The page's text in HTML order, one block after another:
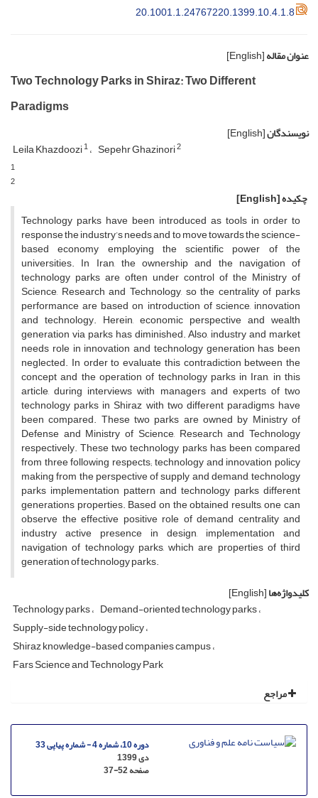
20.1001.1.24767220.1399.10.4.1.8
عنوان مقاله[English]
Two Technology Parks in Shiraz: Two Different
Paradigms
نویسندگان[English]
Leila Khazdoozi1 Sepehr Ghazinori2
1
2
چکیده[English]
Technology parks have been introduced as tools in order to
response the industry’s needs and to move towards the science-
based economy employing the scientific power of the
universities. In Iran, the ownership and the navigation of
technology parks are often under control of the Ministry of
Science, Research and Technology, so the centrality of parks
performance are based on introduction of science, innovation
and technology. Herein, economic perspective and wealth
generation via parks has diminished. Also, industry and market
needs role in innovation and technology generation has been
neglected. In order to evaluate this contradiction between the
concept and the operation of technology parks in Iran, in this
article, during interviews with managers and experts of two
technology parks in Shiraz with two different paradigms have
been compared. These two parks are owned by Ministry of
Defense and Ministry of Science, Research and Technology
respectively. These two technology parks has been compared
from three following respects; technology and innovation policy
making from the perspective of supply and demand, technology
parks implementation pattern and technology parks different
generations properties. Based on the obtained results, one can
observe the effective positive role of demand centrality and
industry active presence in design, implementation and
navigation of technology parks, which are properties of third
generation of technology parks.
کلیدواژه‌ها[English]
Technology parks Demand-oriented technology parks
Supply-side technology policy
Shiraz knowledge-based companies campus
Fars Science and Technology Park
مراجع
دوره 10، شماره 4 - شماره پیاپی 33
دی 1399
صفحه37-52